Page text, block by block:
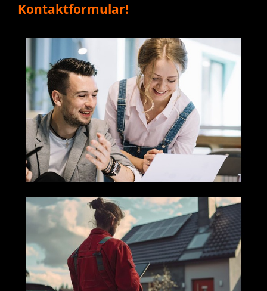
Kontaktformular!